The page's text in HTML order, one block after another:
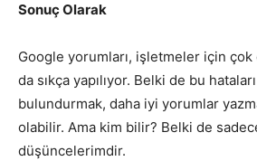
Sonuç Olarak
Google yorumları, işletmeler için
da sıkça yapılıyor. Belki de bu
bulundurmak, daha iyi yorumlar
olabilir. Ama kim bilir? Belki de
düşüncelerimdir.